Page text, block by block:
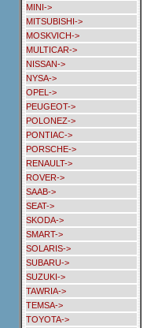
MINI->
MITSUBISHI->
MOSKVICH->
MULTICAR->
NISSAN->
NYSA->
OPEL->
PEUGEOT->
POLONEZ->
PONTIAC->
PORSCHE->
RENAULT->
ROVER->
SAAB->
SEAT->
SKODA->
SMART->
SOLARIS->
SUBARU->
SUZUKI->
TAWRIA->
TEMSA->
TOYOTA->